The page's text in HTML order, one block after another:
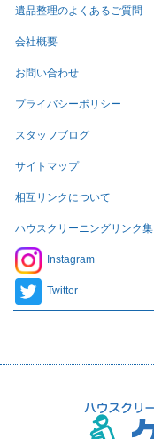
遺品整理のよくあるご質問
会社概要
お問い合わせ
プライバシーポリシー
スタッフブログ
サイトマップ
相互リンクについて
ハウスクリーニングリンク集
Instagram
Twitter